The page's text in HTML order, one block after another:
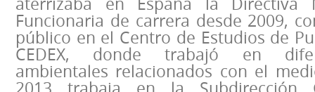
Funcionaria de carrera desde 2009,
público en el Centro de Estudios de
CEDEX, donde trabajó en
ambientales relacionados con el